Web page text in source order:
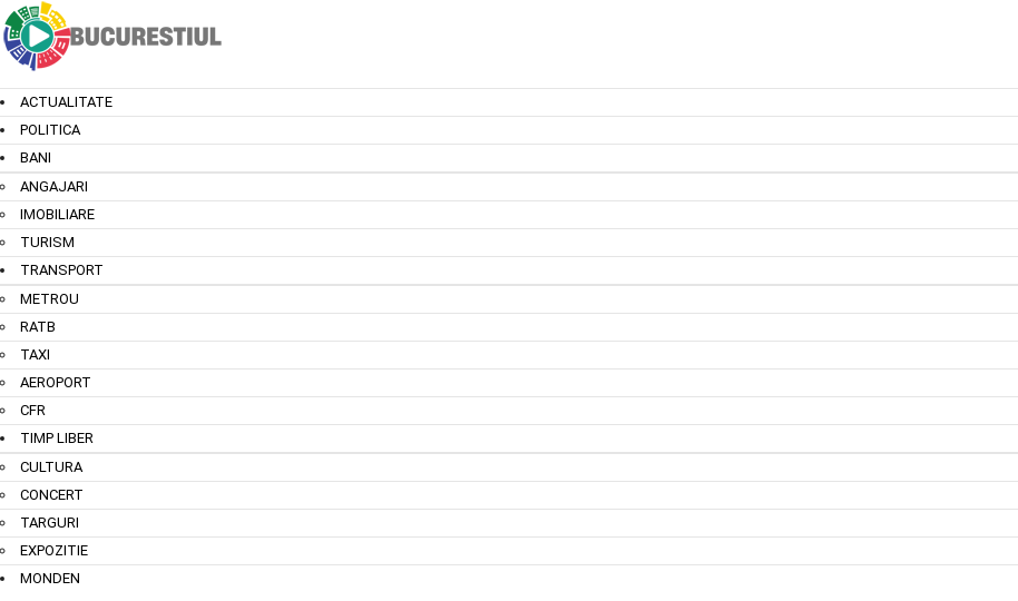
ACTUALITATE
POLITICA
BANI
ANGAJARI
IMOBILIARE
TURISM
TRANSPORT
METROU
RATB
TAXI
AEROPORT
CFR
TIMP LIBER
CULTURA
CONCERT
TARGURI
EXPOZITIE
MONDEN